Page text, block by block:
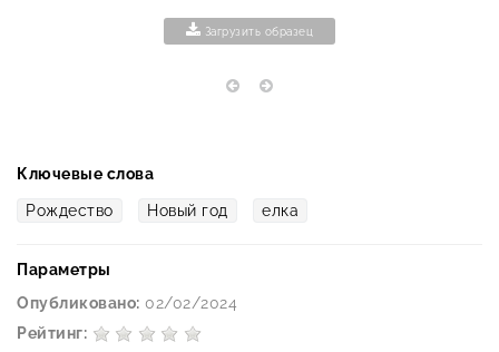
Загрузить образец
Ключевые слова
Рождество Новый год елка
Параметры
Опубликовано: 02/02/2024
Рейтинг: